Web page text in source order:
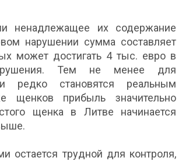
ненадлежащее их содержание
нарушении сумма составляет
может достигать 4 тыс. евро в
Тем не менее для
редко становятся реальным
щенков прибыль значительно
щенка в Литве начинается
остается трудной для контроля,